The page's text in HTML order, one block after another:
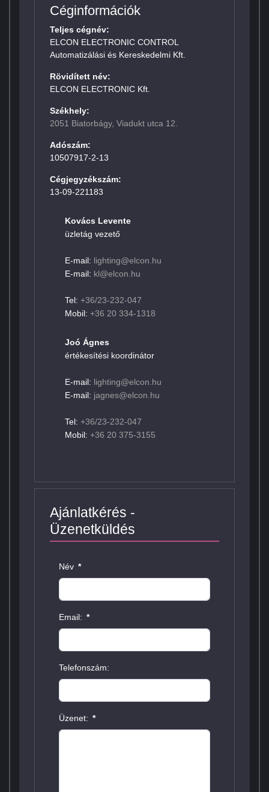
Céginformációk
Teljes cégnév:
ELCON ELECTRONIC CONTROL
Automatizálási és Kereskedelmi Kft.
Rövidített név:
ELCON ELECTRONIC Kft.
Székhely:
2051 Biatorbágy, Viadukt utca 12.
Adószám:
10507917-2-13
Cégjegyzékszám:
13-09-221183
Kovács Levente
üzletág vezető
E-mail: lighting@elcon.hu
E-mail: kl@elcon.hu
Tel: +36/23-232-047
Mobil: +36 20 334-1318
Joó Ágnes
értékesítési koordinátor
E-mail: lighting@elcon.hu
E-mail: jagnes@elcon.hu
Tel: +36/23-232-047
Mobil: +36 20 375-3155
Ajánlatkérés -
Üzenetküldés
Név *
Email: *
Telefonszám:
Üzenet: *